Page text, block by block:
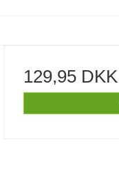
129,95 DKK